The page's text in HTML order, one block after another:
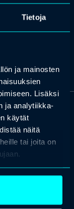
Tietoja
ja mainosten
Lisäksi
ja analytiikka-
käytät
näitä
tai joita on
työskentelee